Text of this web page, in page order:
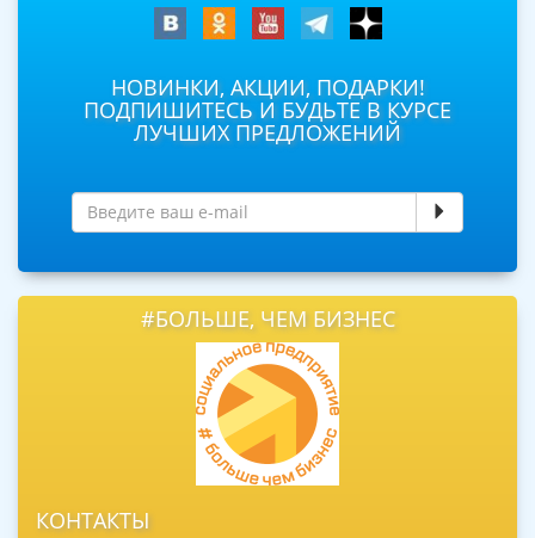
НОВИНКИ, АКЦИИ, ПОДАРКИ!
ПОДПИШИТЕСЬ И БУДЬТЕ В КУРСЕ
ЛУЧШИХ ПРЕДЛОЖЕНИЙ
#БОЛЬШЕ, ЧЕМ БИЗНЕС
КОНТАКТЫ